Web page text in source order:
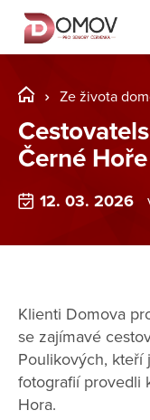
Ze života
Černé Hoře
12. 03. 2026
Klienti Domova
se zajímavé
Poulikových, kteří
fotografií provedli
Hora.